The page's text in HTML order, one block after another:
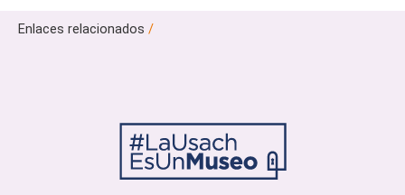
Enlaces relacionados /